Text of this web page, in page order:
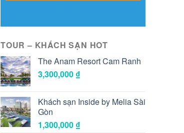
TOUR – KHÁCH SẠN HOT
The Anam Resort Cam Ranh
3,300,000 ₫
Khách sạn Inside by Melia Sài
Gòn
1,300,000 ₫